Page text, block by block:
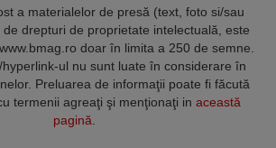
a materialelor de presă (text, foto si/sau
drepturi de proprietate intelectuală, este
doar în limita a 250 de semne.
hyperlink-ul nu sunt luate în considerare în
Preluarea de informaţii poate fi făcută
termenii agreaţi şi menţionaţi in această
pagină